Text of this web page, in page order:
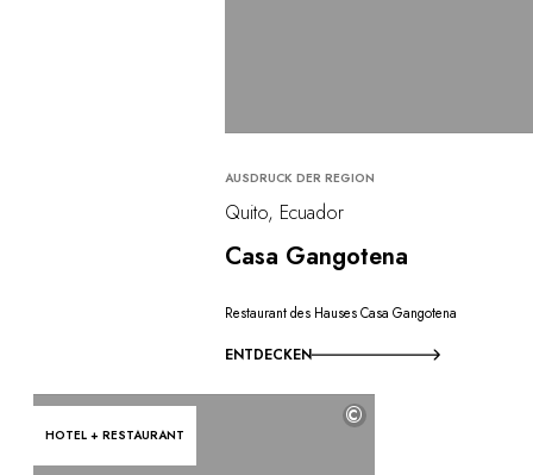
AUSDRUCK DER REGION
Quito, Ecuador
Casa Gangotena
Restaurant des Hauses Casa Gangotena
ENTDECKEN
HOTEL + RESTAURANT
©